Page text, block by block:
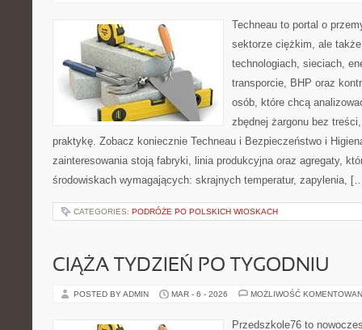
Techneau to portal o
sektorze ciężkim, ale
technologiach, sieciach,
transporcie, BHP oraz
osób, które chcą
zbędnej żargonu bez
praktykę. Zobacz koniecznie Techneau i Bezpieczeństwo i
zainteresowania stoją fabryki, linia produkcyjna oraz agregaty,
środowiskach wymagających: skrajnych temperatur, zapylenia,
CATEGORIES: PODRÓŻE PO POLSKICH WIOSKACH
CIĄŻA TYDZIEŃ PO TYGODNIU
POSTED BY ADMIN MAR - 6 - 2026 MOŻLIWOŚĆ
Przedszkole76 to